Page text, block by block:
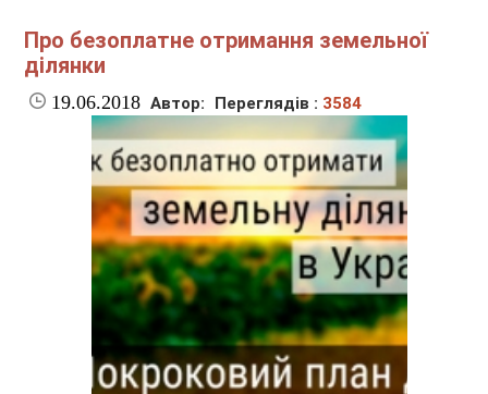
Про безоплатне отримання земельної
ділянки
19.06.2018 Автор: Переглядів : 3584